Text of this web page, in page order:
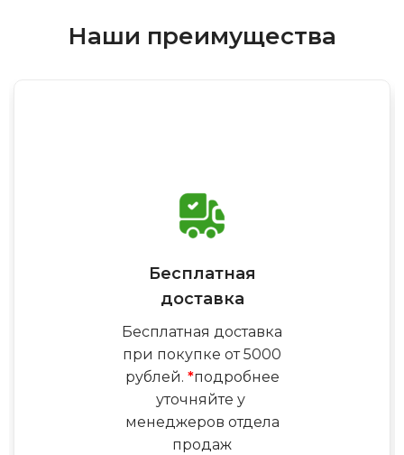
Наши преимущества
Бесплатная
доставка
Бесплатная доставка
при покупке от 5000
рублей. *подробнее
уточняйте у
менеджеров отдела
продаж